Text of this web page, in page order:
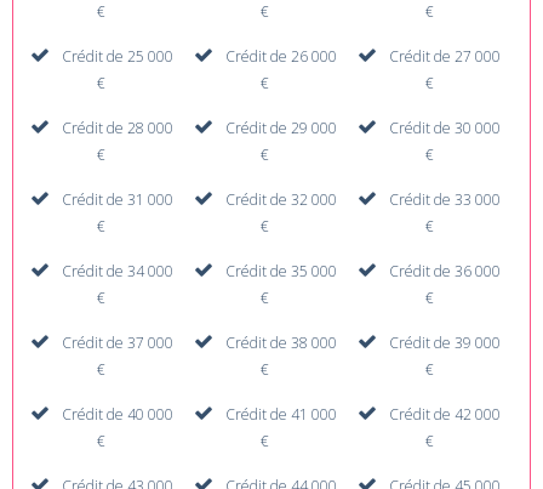
€
€
€
Crédit de 25 000
€
Crédit de 26 000
€
Crédit de 27 000
€
Crédit de 28 000
€
Crédit de 29 000
€
Crédit de 30 000
€
Crédit de 31 000
€
Crédit de 32 000
€
Crédit de 33 000
€
Crédit de 34 000
€
Crédit de 35 000
€
Crédit de 36 000
€
Crédit de 37 000
€
Crédit de 38 000
€
Crédit de 39 000
€
Crédit de 40 000
€
Crédit de 41 000
€
Crédit de 42 000
€